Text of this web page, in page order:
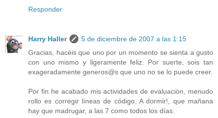
Responder
Harry Haller
5 de diciembre de 2007 a las 1:15
Gracias, hacéis que uno por un momento se sienta a gusto
con uno mismo y ligeramente feliz. Por suerte, sois tan
exageradamente generos@s que uno no se lo puede creer.
Por fin he acabado mis actividades de evaluación, menudo
rollo es corregir líneas de código. A dormir!, que mañana
hay que madrugar, a las 7 como todos los días.